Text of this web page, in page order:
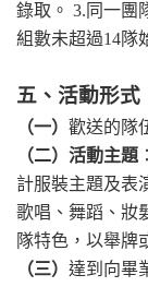
錄取。 3. 同一團
組數未超過14隊
五、活動形式
（一） 歡送的隊
（二）活動主題
計服裝主題及表
歌唱、舞蹈、妝
隊特色，以舉牌
（三） 達到向畢